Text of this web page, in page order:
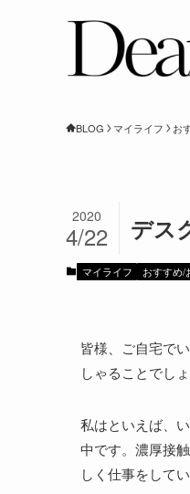
BLOG マイライフ お
デス
2020
4/22
マイライフ おすすめ/
皆様、ご自宅で
しゃることでし
私はといえば、
中です。濃厚接
しく仕事をしてい